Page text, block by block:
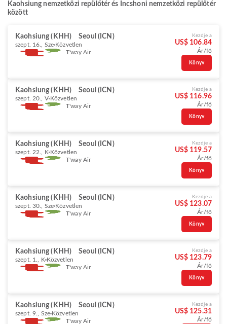
Kaohsiung nemzetközi repülőtér és Incshoni nemzetközi repülőtér
között
Kaohsiung (KHH) Seoul (ICN)
szept. 16., Sze Közvetlen
T'way Air
Kezdje a
US$ 106.84
Ár/fő
Könyv
Kaohsiung (KHH) Seoul (ICN)
szept. 20., V Közvetlen
T'way Air
Kezdje a
US$ 116.96
Ár/fő
Könyv
Kaohsiung (KHH) Seoul (ICN)
szept. 22., K Közvetlen
T'way Air
Kezdje a
US$ 119.57
Ár/fő
Könyv
Kaohsiung (KHH) Seoul (ICN)
szept. 30., Sze Közvetlen
T'way Air
Kezdje a
US$ 123.07
Ár/fő
Könyv
Kaohsiung (KHH) Seoul (ICN)
szept. 1., K Közvetlen
T'way Air
Kezdje a
US$ 123.79
Ár/fő
Könyv
Kaohsiung (KHH) Seoul (ICN)
szept. 9., Sze Közvetlen
T'way Air
Kezdje a
US$ 125.31
Ár/fő